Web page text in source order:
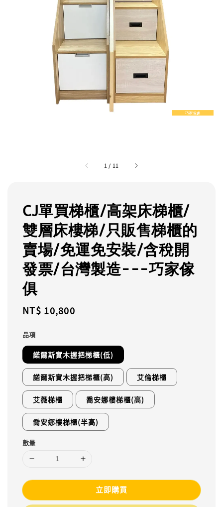
1 / 11
CJ單買梯櫃/高架床梯櫃/
雙層床樓梯/只販售梯櫃的
賣場/免運免安裝/含稅開
發票/台灣製造---巧家傢
俱
Regular
NT$ 10,800
品項
諾爾斯實木握把梯櫃(低)
諾爾斯實木握把梯櫃(高) 艾倫梯櫃
艾薇梯櫃 喬安娜樓梯櫃(高)
喬安娜樓梯櫃(半高)
數量
立即購買